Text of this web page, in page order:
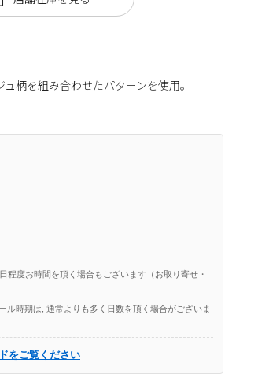
柄を組み合わせたパターンを使用。
度お時間を頂く場合もございます（お取り寄せ・
時期は, 通常よりも多く日数を頂く場合がございま
をご覧ください